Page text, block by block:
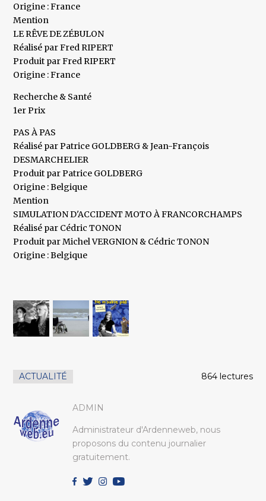
Origine : France
Mention
LE RÊVE DE ZÉBULON
Réalisé par Fred RIPERT
Produit par Fred RIPERT
Origine : France
Recherche & Santé
1er Prix
PAS À PAS
Réalisé par Patrice GOLDBERG & Jean-François
DESMARCHELIER
Produit par Patrice GOLDBERG
Origine : Belgique
Mention
SIMULATION D'ACCIDENT MOTO À FRANCORCHAMPS
Réalisé par Cédric TONON
Produit par Michel VERGNION & Cédric TONON
Origine : Belgique
ACTUALITÉ 864 lectures
ADMIN
Administrateur d'Ardenneweb, nous
proposons du contenu journalier
gratuitement.